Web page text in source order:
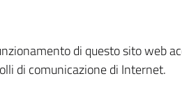
di questo sito web
di comunicazione di Internet.